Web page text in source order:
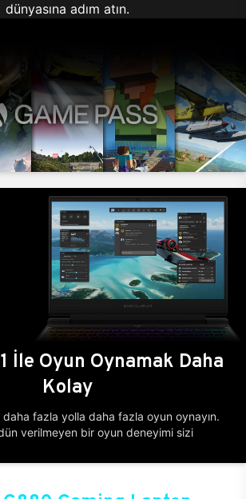
dünyasına adım atın.
İle Oyun Oynamak Daha
Kolay
fazla yolla daha fazla oyun oynayın.
verilmeyen bir oyun deneyimi sizi